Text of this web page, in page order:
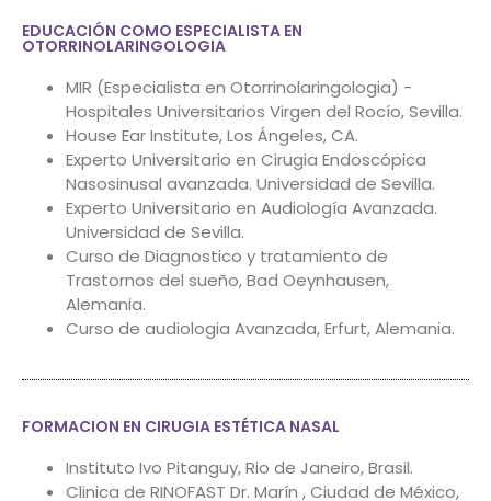
EDUCACIÓN COMO ESPECIALISTA EN
OTORRINOLARINGOLOGIA
MIR (Especialista en Otorrinolaringologia) -
Hospitales Universitarios Virgen del Rocío, Sevilla.
House Ear Institute, Los Ángeles, CA.
Experto Universitario en Cirugia Endoscópica
Nasosinusal avanzada. Universidad de Sevilla.
Experto Universitario en Audiología Avanzada.
Universidad de Sevilla.
Curso de Diagnostico y tratamiento de
Trastornos del sueño, Bad Oeynhausen,
Alemania.
Curso de audiologia Avanzada, Erfurt, Alemania.
FORMACION EN CIRUGIA ESTÉTICA NASAL
Instituto Ivo Pitanguy, Rio de Janeiro, Brasil.
Clinica de RINOFAST Dr. Marín , Ciudad de México,